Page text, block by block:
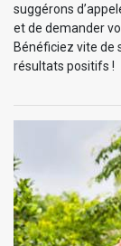
suggérons
et de demander
Bénéficiez vite de
résultats positifs !